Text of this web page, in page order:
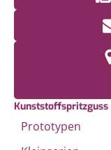
Kunststoffspritzguss
Prototypen